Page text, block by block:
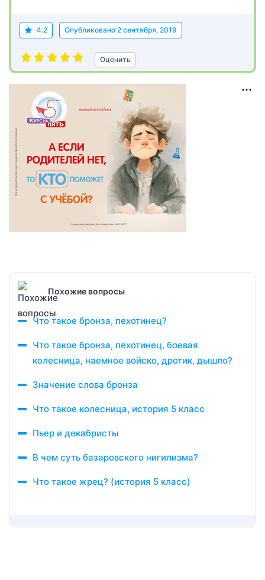
4.2 Опубликовано 2 сентября, 2019
Оценить
Похожие вопросы
Что такое бронза, пехотинец?
Что такое бронза, пехотинец, боевая
колесница, наемное войско, дротик, дышло?
Значение слова бронза
Что такое колесница, история 5 класс
Пьер и декабристы
В чем суть базаровского нигилизма?
Что такое жрец? (история 5 класс)